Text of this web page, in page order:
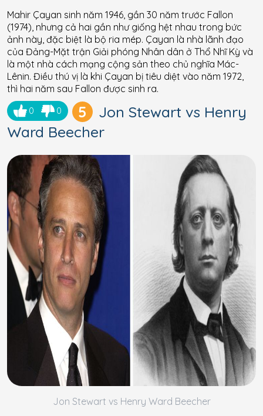
Mahir Çayan sinh năm 1946, gần 30 năm trước Fallon
(1974), nhưng cả hai gần như giống hệt nhau trong bức
ảnh này, đặc biệt là bộ ria mép. Çayan là nhà lãnh đạo
của Đảng-Mặt trận Giải phóng Nhân dân ở Thổ Nhĩ Kỳ và
là một nhà cách mạng cộng sản theo chủ nghĩa Mác-
Lênin. Điều thú vị là khi Çayan bị tiêu diệt vào năm 1972,
thì hai năm sau Fallon được sinh ra.
0 0 5
Jon Stewart vs Henry
Ward Beecher
Jon Stewart vs Henry Ward Beecher